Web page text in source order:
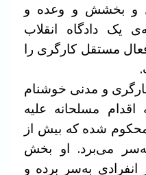
و بخشش و وعده و
یک‌ دادگاه انقلاب
مستقل کارگری را
و مدنی خوشنام
مسلحانه علیه
شده که بیش از
می‌برد. او بخش
انفرادی به‌سر برده و